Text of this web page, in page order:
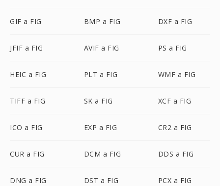
GIF a FIG BMP a FIG DXF a FIG
JFIF a FIG AVIF a FIG PS a FIG
HEIC a FIG PLT a FIG WMF a FIG
TIFF a FIG SK a FIG XCF a FIG
ICO a FIG EXP a FIG CR2 a FIG
CUR a FIG DCM a FIG DDS a FIG
DNG a FIG DST a FIG PCX a FIG